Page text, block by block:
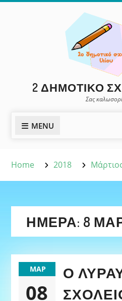
2 ΔΗΜΟΤΙΚΌ
Σας
MENU
Home 2018
ΗΜΈΡΑ: 8
ΜΑΡ
08
Ο